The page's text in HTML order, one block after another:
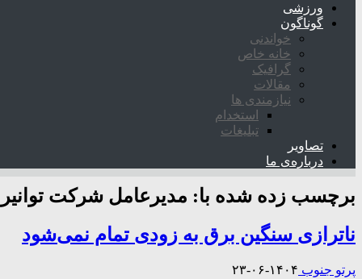
ورزشی
گوناگون
خواندنی
خانه خاص
گرافیک
مقالات
نیازمندی ها
استخدام
تبلیغات
تصاویر
درباره‌ی ما
برچسب زده شده با: مدیرعامل شرکت توانیر
ناترازی سنگین برق به زودی تمام نمی‌شود
پرتو جنوب ۱۴۰۴-۰۶-۲۳